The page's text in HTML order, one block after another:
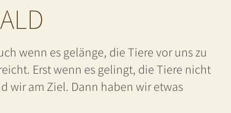
wenn es gelänge, die Tiere vor uns zu
Erst wenn es gelingt, die Tiere nicht
wir am Ziel. Dann haben wir etwas